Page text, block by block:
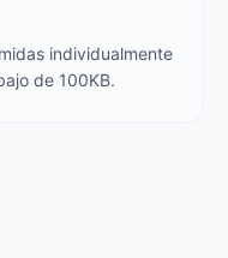
individualmente
de 100KB.